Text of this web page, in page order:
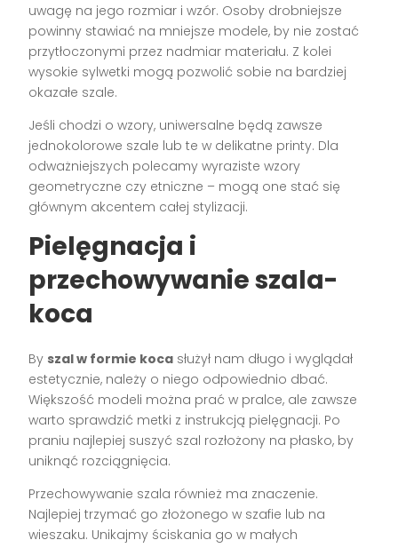
uwagę na jego rozmiar i wzór. Osoby drobniejsze
powinny stawiać na mniejsze modele, by nie zostać
przytłoczonymi przez nadmiar materiału. Z kolei
wysokie sylwetki mogą pozwolić sobie na bardziej
okazałe szale.
Jeśli chodzi o wzory, uniwersalne będą zawsze
jednokolorowe szale lub te w delikatne printy. Dla
odważniejszych polecamy wyraziste wzory
geometryczne czy etniczne – mogą one stać się
głównym akcentem całej stylizacji.
Pielęgnacja i
przechowywanie szala-
koca
By szal w formie koca służył nam długo i wyglądał
estetycznie, należy o niego odpowiednio dbać.
Większość modeli można prać w pralce, ale zawsze
warto sprawdzić metki z instrukcją pielęgnacji. Po
praniu najlepiej suszyć szal rozłożony na płasko, by
uniknąć rozciągnięcia.
Przechowywanie szala również ma znaczenie.
Najlepiej trzymać go złożonego w szafie lub na
wieszaku. Unikajmy ściskania go w małych